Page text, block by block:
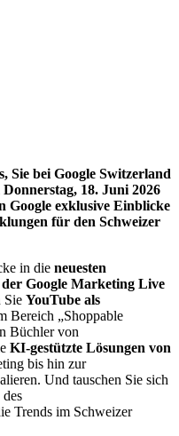
Sie bei Google Switzerland
18. Juni 2026
Google exklusive Einblicke
für den Schweizer
in die neuesten
Google Marketing Live
Sie YouTube als
Bereich „Shoppable
Büchler von
KI-gestützte Lösungen von
bis hin zur
Und tauschen Sie sich
Trends im Schweizer